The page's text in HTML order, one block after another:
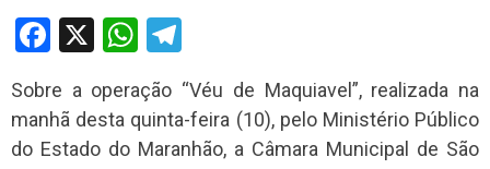
Facebook
X WhatsApp
Sobre a operação “Véu de Maquiavel”, realizada na
manhã desta quinta-feira (10), pelo Ministério Público
do Estado do Maranhão, a Câmara Municipal de São